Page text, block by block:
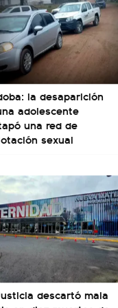
la desaparición
adolescente
una red de
sexual
descartó mala